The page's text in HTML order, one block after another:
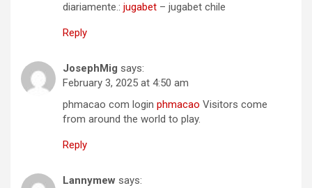
diariamente.: jugabet – jugabet chile
Reply
JosephMig says:
February 3, 2025 at 4:50 am
phmacao com login phmacao Visitors come
from around the world to play.
Reply
Lannymew says: